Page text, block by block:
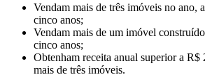
Vendam mais de três imóveis no ano,
cinco anos;
Vendam mais de um imóvel
cinco anos;
Obtenham receita anual superior a
mais de três imóveis.